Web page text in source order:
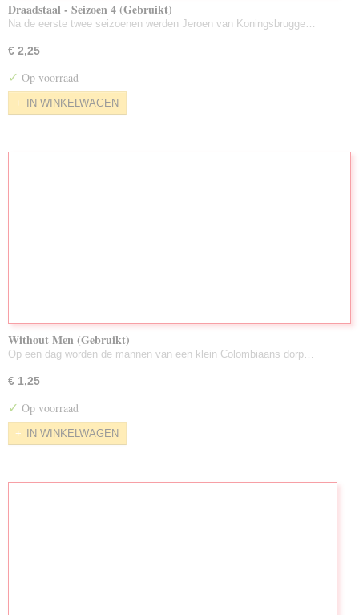
Draadstaal - Seizoen 4 (Gebruikt)
Na de eerste twee seizoenen werden Jeroen van Koningsbrugge…
€ 2,25
✓ Op voorraad
IN WINKELWAGEN
Without Men (Gebruikt)
Op een dag worden de mannen van een klein Colombiaans dorp…
€ 1,25
✓ Op voorraad
IN WINKELWAGEN